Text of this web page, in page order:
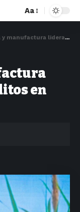
Aa
lideran acceso a créditos en Ecuador
en